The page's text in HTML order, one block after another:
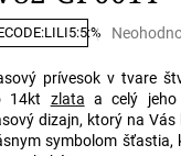
Priemerné
produktu
je
0,0
z
prívesok v tvare
14kt zlata a celý jeho
dizajn, ktorý na
symbolom šťastia,